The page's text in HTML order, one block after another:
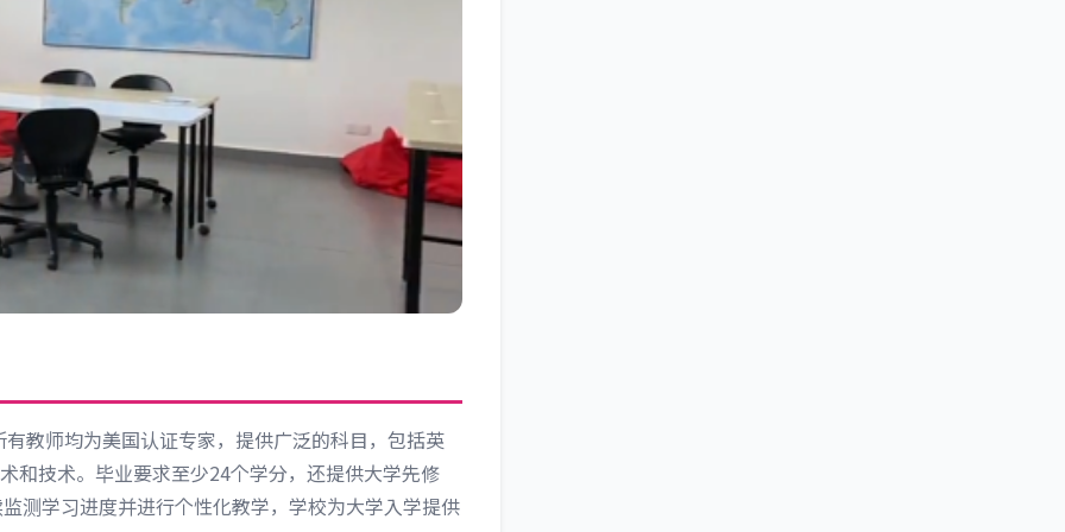
教师均为美国认证专家，提供广泛的科目，包括英
和技术。毕业要求至少24个学分，还提供大学先修
测学习进度并进行个性化教学，学校为大学入学提供